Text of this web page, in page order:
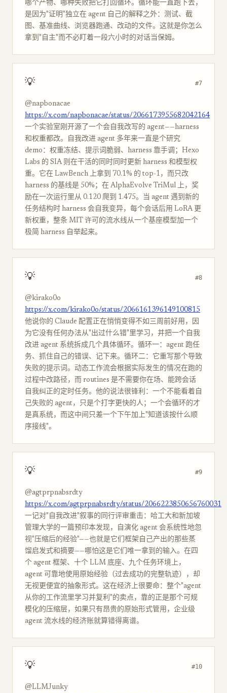
哪个产物、哪种失败把它打回循环。循环能一直跑下去，
是因为"证明"独立在 agent 自己的解释之外：测试、截
图、基准曲线、浏览器跑通、改动的文件。这就是你怎么
拿到"自主"而不必盯着一段六小时的对话当保姆。
💡 #7
@napbonacae
https://x.com/napbonacae/status/2066173955682042164
一个实验室刚开源了一个会自我改写的 agent——harness
和权重都改。自我改进 agent 多年来一直是个研究
demo：权重冻结、提示词脆弱、harness 靠手调；Hexo
Labs 的 SIA 则在干活的同时同时更新 harness 和模型权
重。它在 LawBench 上拿到 70.1% 的 top-1，而只改
harness 的基线是 50%；在 AlphaEvolve TriMul 上，奖
励在一次运行里从 0.120 爬到 1.475。当 agent 遇到新的
任务结构时 harness 会自我变异，每个会话后用 LoRA 更
新权重，整条 MIT 许可的流水线从一个基座模型加一个
极简 harness 自举起来。
💡 #8
@kirako0o
https://x.com/kirako0o/status/2066161396149100815
他说你的 Claude 配置正在悄悄变得不如三周前好用，因
为它没有任何办法从"出过什么错"里学习，并把一个自我
改进 agent 系统拆成几个具体循环。循环一：agent 跑任
务、抓住自己的错误、记下来。循环二：它重写那个导致
失败的提示词。动态工作流会根据实际发生的情况在跑的
过程中改路径，而 routines 是不需要你在场、能跨会话
自我纠正的定时任务。他的说法很锋利：一个不能看着自
己失败的 agent，只是个打字更快的人；一个会循环的才
是真系统，而这中间只差一个下午加上"知道该按什么顺
序接线"。
💡 #9
@agtprpnabsrdty
https://x.com/agtprpnabsrdty/status/2066223850656760031
一记对"自我改进"叙事的同行评审重击：哈工大和新加坡
管理大学的一篇预印本发现，自演化 agent 会系统性地忽
视"压缩后的经验"——也就是它们框架自己产出的那些蒸
馏启发式和摘要——哪怕这是它们唯一拿到的输入。在四
个 agent 框架、十个 LLM 底座、九个任务环境上，
agent 可靠地使用原始经验（过去成功的完整轨迹），却
无视更便宜的抽象形式。这在经济上很要命：整个"agent
从你的工作流里学习并复利"的卖点，靠的正是那个可规
模化的压缩层，如果只有昂贵的原始形式管用，企业级
agent 流水线的经济账就算错得离谱。
💡 #10
@LLMJunky